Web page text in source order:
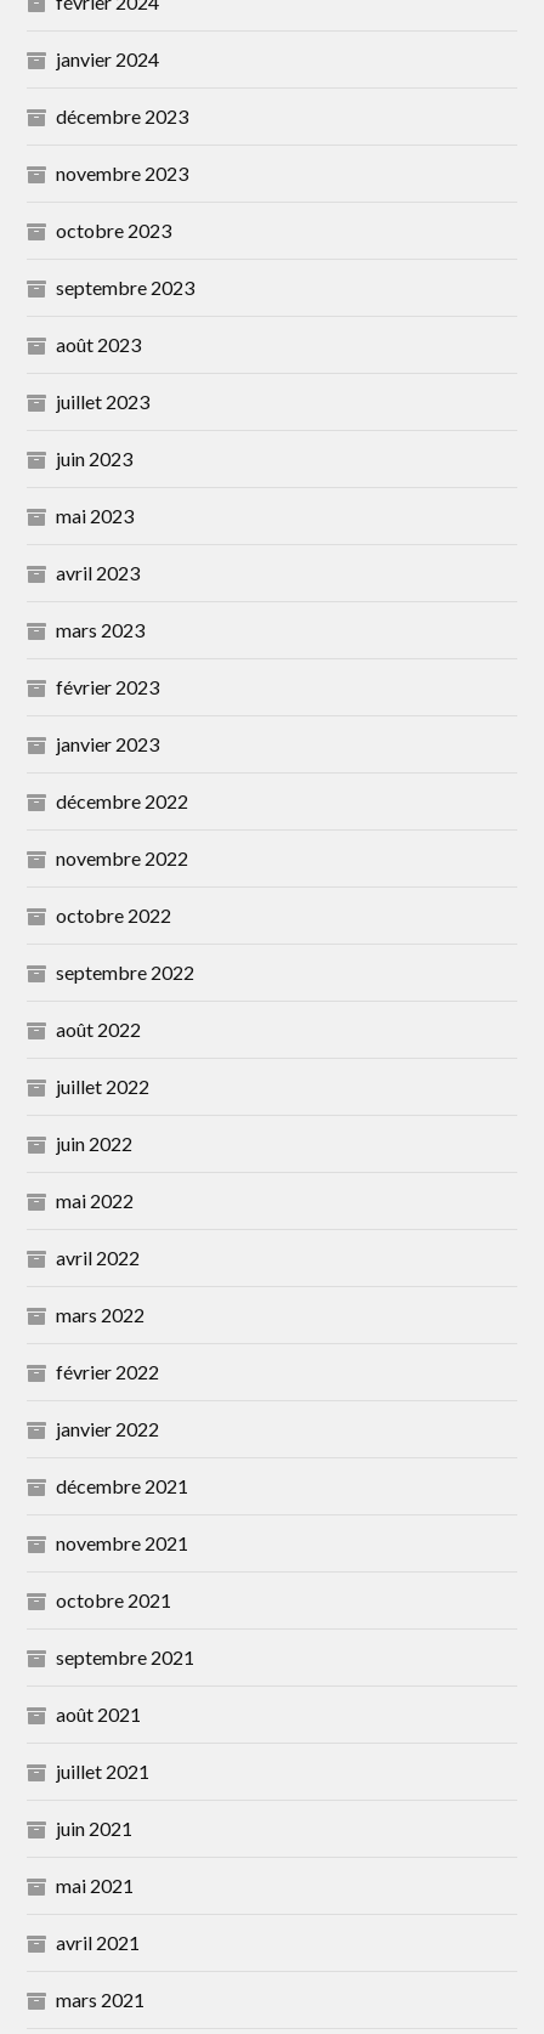
janvier 2024
décembre 2023
novembre 2023
octobre 2023
septembre 2023
août 2023
juillet 2023
juin 2023
mai 2023
avril 2023
mars 2023
février 2023
janvier 2023
décembre 2022
novembre 2022
octobre 2022
septembre 2022
août 2022
juillet 2022
juin 2022
mai 2022
avril 2022
mars 2022
février 2022
janvier 2022
décembre 2021
novembre 2021
octobre 2021
septembre 2021
août 2021
juillet 2021
juin 2021
mai 2021
avril 2021
mars 2021